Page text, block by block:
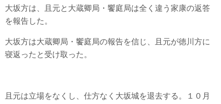
大坂方は、且元と大蔵卿局・饗庭局は全く違う家康の返答
を報告した。
大坂方は大蔵卿局・饗庭局の報告を信じ、且元が徳川方に
寝返ったと受け取った。
且元は立場をなくし、仕方なく大坂城を退去する。１０月